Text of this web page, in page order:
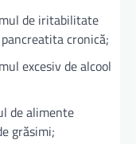
de iritabilitate
cronică;
excesiv de alcool
de alimente
grăsimi;